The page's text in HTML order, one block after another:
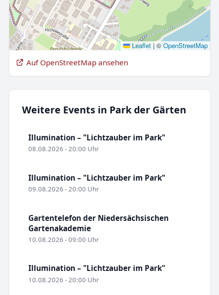
Leaflet |© OpenStreetMap
Auf OpenStreetMap ansehen
Weitere Events in Park der Gärten
Illumination – "Lichtzauber im Park"
08.08.2026 - 20:00 Uhr
Illumination – "Lichtzauber im Park"
09.08.2026 - 20:00 Uhr
Gartentelefon der Niedersächsischen
Gartenakademie
10.08.2026 - 09:00 Uhr
Illumination – "Lichtzauber im Park"
10.08.2026 - 20:00 Uhr